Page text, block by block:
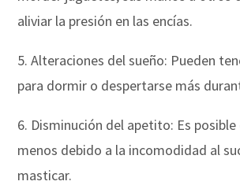
aliviar la presión en las encías.
5. Alteraciones del sueño: Pueden
para dormir o despertarse más
6. Disminución del apetito: Es
menos debido a la incomodidad al
masticar.